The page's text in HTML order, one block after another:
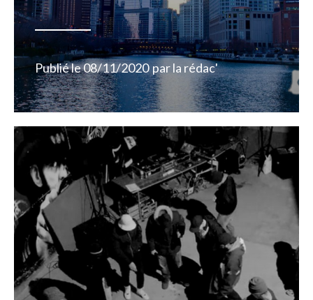
Publié le08/11/2020 parla rédac'